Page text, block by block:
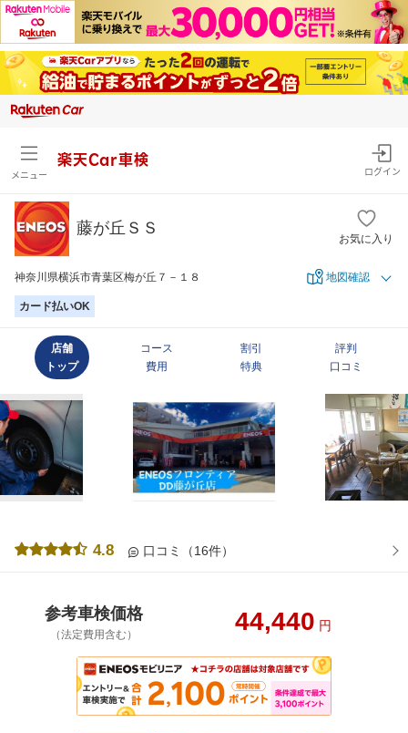
メニュー
楽天Car車検
ログイン
藤が丘ＳＳ
お気に入り
神奈川県横浜市青葉区梅が丘７－１８ 地図確認
カード払いOK
店舗
トップ
コース
費用
割引
特典
評判
口コミ
4.8 口コミ（16件）
参考車検価格
（法定費用含む） 44,440 円